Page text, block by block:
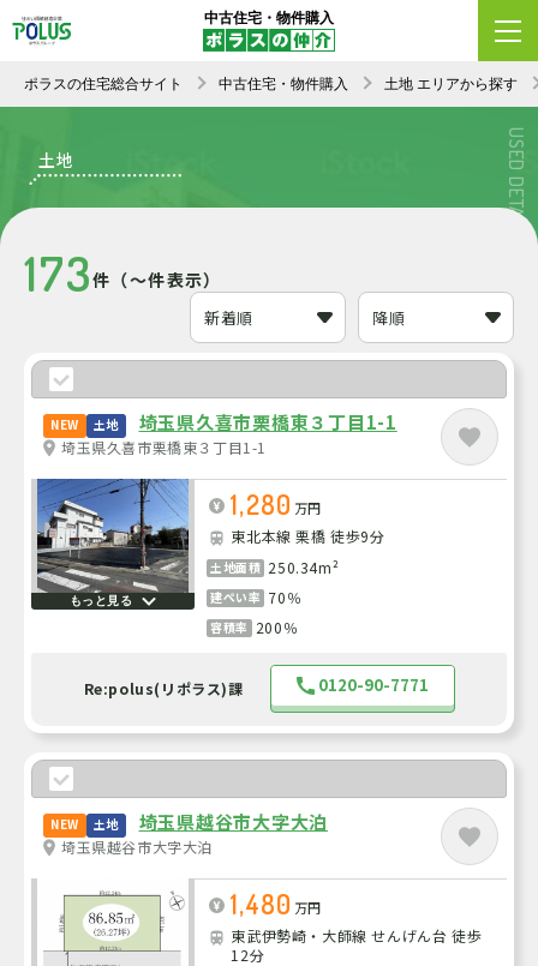
中古住宅・物件購入
ポラスの住宅総合サイト 中古住宅・物件購入 土地 エリアから探す
USED DETACHED HOUSE
土地
173件（～件表示）
NEW 土地 埼玉県久喜市栗橋東３丁目1-1
埼玉県久喜市栗橋東３丁目1-1
もっと見る
1,280 万円
東北本線 栗橋 徒歩9分
土地面積 250.34m²
建ぺい率 70％
容積率 200％
Re:polus(リポラス)課 0120-90-7771
NEW 土地 埼玉県越谷市大字大泊
埼玉県越谷市大字大泊
1,480 万円
東武伊勢崎・大師線 せんげん台 徒歩
12分
エリア変更 条件変更